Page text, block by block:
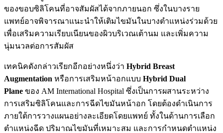
ของขอบซิลิโคนที่อาจสัมผัสได้จากภายนอก ซึ่งในบางราย
แพทย์อาจพิจารณาแนะนำให้เติมไขมันในบางตำแหน่งร่วมด้วย
เพื่อเสริมความเรียบเนียนของผิวบริเวณเต้านม และเพิ่มความ
นุ่มนวลต่อการสัมผัส
เทคนิคดังกล่าวเรียกอีกอย่างหนึ่งว่า Hybrid Breast
Augmentation หรือการเสริมหน้าอกแบบ Hybrid Dual
Plane ของ AM International Hospital ซึ่งเป็นการผสานระหว่าง
การเสริมซิลิโคนและการฉีดไขมันหน้าอก โดยต้องดำเนินการ
ภายใต้การวางแผนอย่างละเอียดโดยแพทย์ ทั้งในด้านการเลือก
ตำแหน่งฉีด ปริมาณไขมันที่เหมาะสม และการกำหนดตำแหน่ง